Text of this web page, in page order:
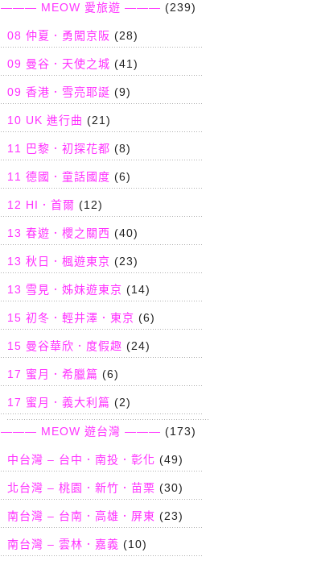
——— MEOW 愛旅遊 ——— (239)
08 仲夏．勇闖京阪 (28)
09 曼谷．天使之城 (41)
09 香港．雪亮耶誕 (9)
10 UK 進行曲 (21)
11 巴黎．初探花都 (8)
11 德國．童話國度 (6)
12 HI．首爾 (12)
13 春遊．櫻之關西 (40)
13 秋日．楓遊東京 (23)
13 雪見．姊妹遊東京 (14)
15 初冬．輕井澤．東京 (6)
15 曼谷華欣．度假趣 (24)
17 蜜月．希臘篇 (6)
17 蜜月．義大利篇 (2)
——— MEOW 遊台灣 ——— (173)
中台灣 – 台中．南投．彰化 (49)
北台灣 – 桃園．新竹．苗栗 (30)
南台灣 – 台南．高雄．屏東 (23)
南台灣 – 雲林．嘉義 (10)